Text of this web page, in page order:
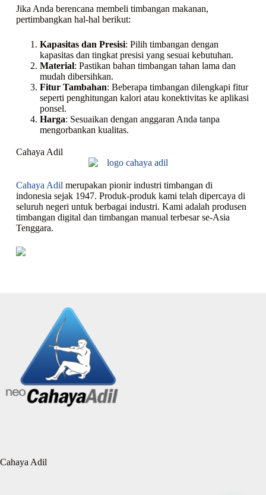
Jika Anda berencana membeli timbangan makanan,
pertimbangkan hal-hal berikut:
Kapasitas dan Presisi: Pilih timbangan dengan
kapasitas dan tingkat presisi yang sesuai kebutuhan.
Material: Pastikan bahan timbangan tahan lama dan
mudah dibersihkan.
Fitur Tambahan: Beberapa timbangan dilengkapi fitur
seperti penghitungan kalori atau konektivitas ke aplikasi
ponsel.
Harga: Sesuaikan dengan anggaran Anda tanpa
mengorbankan kualitas.
Cahaya Adil
Cahaya Adil merupakan pionir industri timbangan di
indonesia sejak 1947. Produk-produk kami telah dipercaya di
seluruh negeri untuk berbagai industri. Kami adalah produsen
timbangan digital dan timbangan manual terbesar se-Asia
Tenggara.
Cahaya Adil